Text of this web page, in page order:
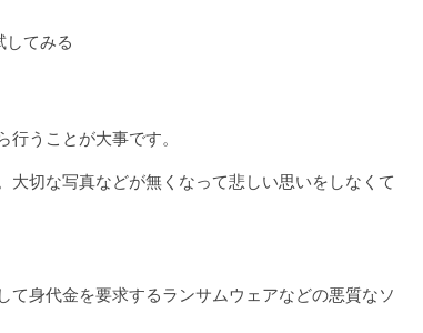
してみる
うことが大事です。
切な写真などが無くなって悲しい思いをしなくて
身代金を要求するランサムウェアなどの悪質なソ